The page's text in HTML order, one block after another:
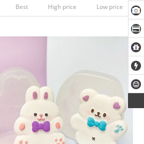
Best High price Low price